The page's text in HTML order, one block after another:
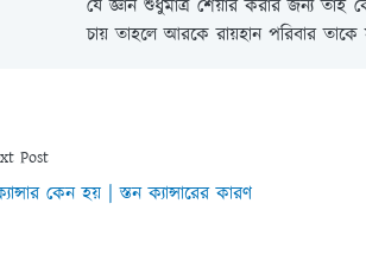
যে জ্ঞান শুধুমাত্র শেয়ার করার জন্য তাই
চায় তাহলে আরকে রায়হান পরিবার তাকে
Post
কেন হয় | স্তন ক্যান্সারের কারণ